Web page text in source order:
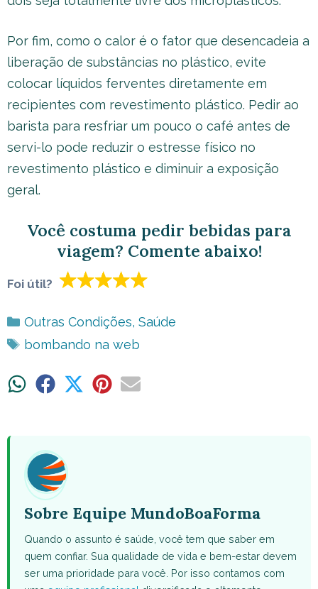
Por fim, como o calor é o fator que desencadeia a
liberação de substâncias no plástico, evite
colocar líquidos ferventes diretamente em
recipientes com revestimento plástico. Pedir ao
barista para resfriar um pouco o café antes de
servi-lo pode reduzir o estresse físico no
revestimento plástico e diminuir a exposição
geral.
Você costuma pedir bebidas para
viagem? Comente abaixo!
Foi útil?
Categorias
Outras Condições, Saúde
Tags
bombando na web
ShareShare ShareShareShare
Sobre Equipe MundoBoaForma
Quando o assunto é saúde, você tem que saber em
quem confiar. Sua qualidade de vida e bem-estar devem
ser uma prioridade para você. Por isso contamos com